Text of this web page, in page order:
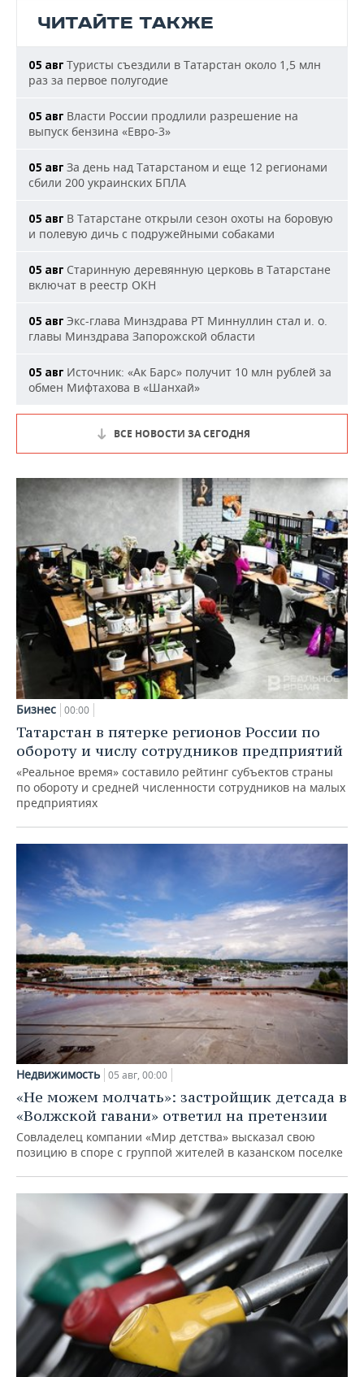
ЧИТАЙТЕ ТАКЖЕ
05 авг Туристы съездили в Татарстан около 1,5 млн
раз за первое полугодие
05 авг Власти России продлили разрешение на
выпуск бензина «Евро-3»
05 авг За день над Татарстаном и еще 12 регионами
сбили 200 украинских БПЛА
05 авг В Татарстане открыли сезон охоты на боровую
и полевую дичь с подружейными собаками
05 авг Старинную деревянную церковь в Татарстане
включат в реестр ОКН
05 авг Экс-глава Минздрава РТ Миннуллин стал и. о.
главы Минздрава Запорожской области
05 авг Источник: «Ак Барс» получит 10 млн рублей за
обмен Мифтахова в «Шанхай»
ВСЕ НОВОСТИ ЗА СЕГОДНЯ
Бизнес 00:00
Татарстан в пятерке регионов России по
обороту и числу сотрудников предприятий
«Реальное время» составило рейтинг субъектов страны
по обороту и средней численности сотрудников на малых
предприятиях
Недвижимость 05 авг, 00:00
«Не можем молчать»: застройщик детсада в
«Волжской гавани» ответил на претензии
Совладелец компании «Мир детства» высказал свою
позицию в споре с группой жителей в казанском поселке